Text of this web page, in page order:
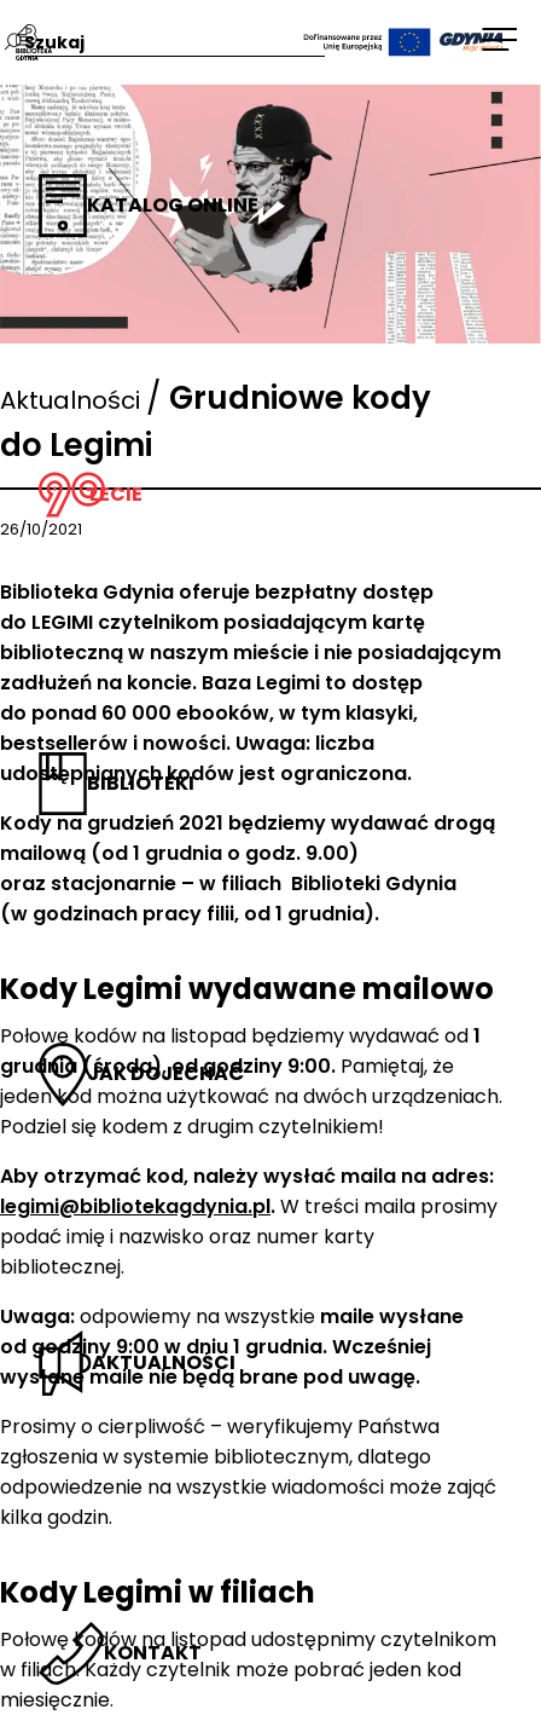
KATALOG ONLINE
LECIE
BIBLIOTEKI
JAK DOJECHAĆ
AKTUALNOŚCI
KONTAKT
Wpisz
frazę:
Aktualności / Grudniowe kody
do Legimi
26/10/2021
Biblioteka Gdynia oferuje bezpłatny dostęp
do LEGIMI czytelnikom posiadającym kartę
biblioteczną w naszym mieście i nie posiadającym
zadłużeń na koncie. Baza Legimi to dostęp
do ponad 60 000 ebooków, w tym klasyki,
bestsellerów i nowości. Uwaga: liczba
udostępnianych kodów jest ograniczona.
Kody na grudzień 2021 będziemy wydawać drogą
mailową (od 1 grudnia o godz. 9.00)
oraz stacjonarnie – w filiach Biblioteki Gdynia
(w godzinach pracy filii, od 1 grudnia).
Kody Legimi wydawane mailowo
Połowę kodów na listopad będziemy wydawać od1
grudnia (środa), od godziny 9:00. Pamiętaj, że
jeden kod można użytkować na dwóch urządzeniach.
Podziel się kodem z drugim czytelnikiem!
Aby otrzymać kod, należy wysłać maila na adres:
legimi@bibliotekagdynia.pl.W treści maila prosimy
podać imię i nazwisko oraz numer karty
bibliotecznej.
Uwaga:odpowiemy na wszystkie maile wysłane
od godziny 9:00 w dniu 1 grudnia. Wcześniej
wysłane maile nie będą brane pod uwagę.
Prosimy o cierpliwość – weryfikujemy Państwa
zgłoszenia w systemie bibliotecznym, dlatego
odpowiedzenie na wszystkie wiadomości może zająć
kilka godzin.
Kody Legimi w filiach
Połowę kodów na listopad udostępnimy czytelnikom
w filiach. Każdy czytelnik może pobrać jeden kod
miesięcznie.